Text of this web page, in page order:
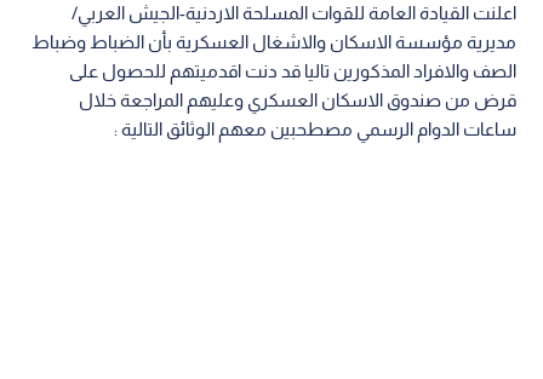
اعلنت القيادة العامة للقوات المسلحة الاردنية-الجيش العربي/
مديرية مؤسسة الاسكان والاشغال العسكرية بأن الضباط وضباط
الصف والافراد المذكورين تاليا قد دنت اقدميتهم للحصول على
قرض من صندوق الاسكان العسكري وعليهم المراجعة خلال
ساعات الدوام الرسمي مصطحبين معهم الوثائق التالية :